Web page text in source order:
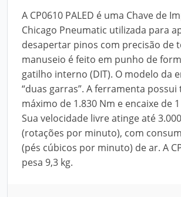
A CP0610 PALED é uma Chave de
Chicago Pneumatic utilizada para
desapertar pinos com precisão de
manuseio é feito em punho de
gatilho interno (DIT). O modelo da
“duas garras”. A ferramenta
máximo de 1.830 Nm e encaixe de
Sua velocidade livre atinge até
(rotações por minuto), com
(pés cúbicos por minuto) de ar. A
pesa 9,3 kg.